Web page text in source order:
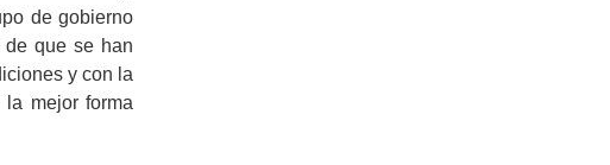
de gobierno
de que se han
y con la
la mejor forma